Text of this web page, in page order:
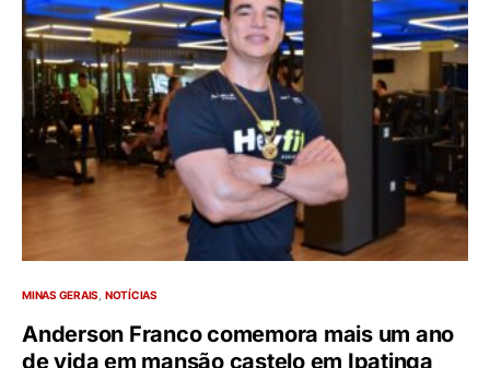
MINAS GERAIS NOTÍCIAS
Anderson Franco comemora mais um ano
de vida em mansão castelo em Ipatinga